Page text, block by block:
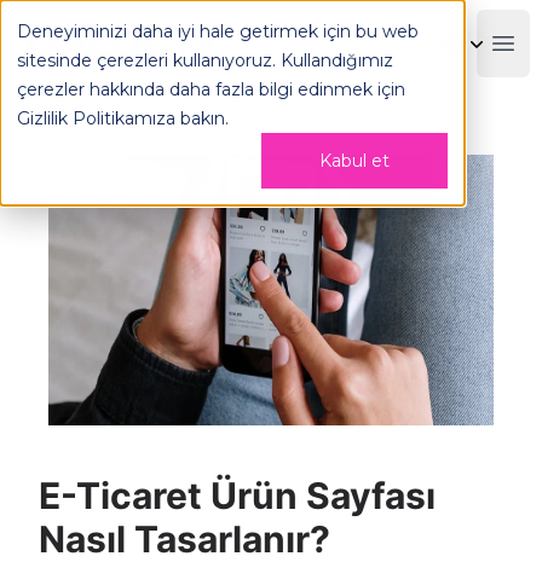
Deneyiminizi daha iyi hale getirmek için bu web
sitesinde çerezleri kullanıyoruz. Kullandığımız
çerezler hakkında daha fazla bilgi edinmek için
Gizlilik Politikamıza bakın.
Kabul et
OPLOG
E-Ticaret Ürün Sayfası
Nasıl Tasarlanır?